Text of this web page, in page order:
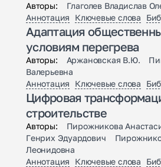
Авторы:
Глаголев Владислав
Аннотация
Ключевые слова
Адаптация
условиям перегрева
Авторы:
Аржановская В.Ю.
Валерьевна
Аннотация
Ключевые слова
Цифровая
строительстве
Авторы:
Пирожникова
Генрих Эдуардович
Леонидовна
Аннотация
Ключевые слова